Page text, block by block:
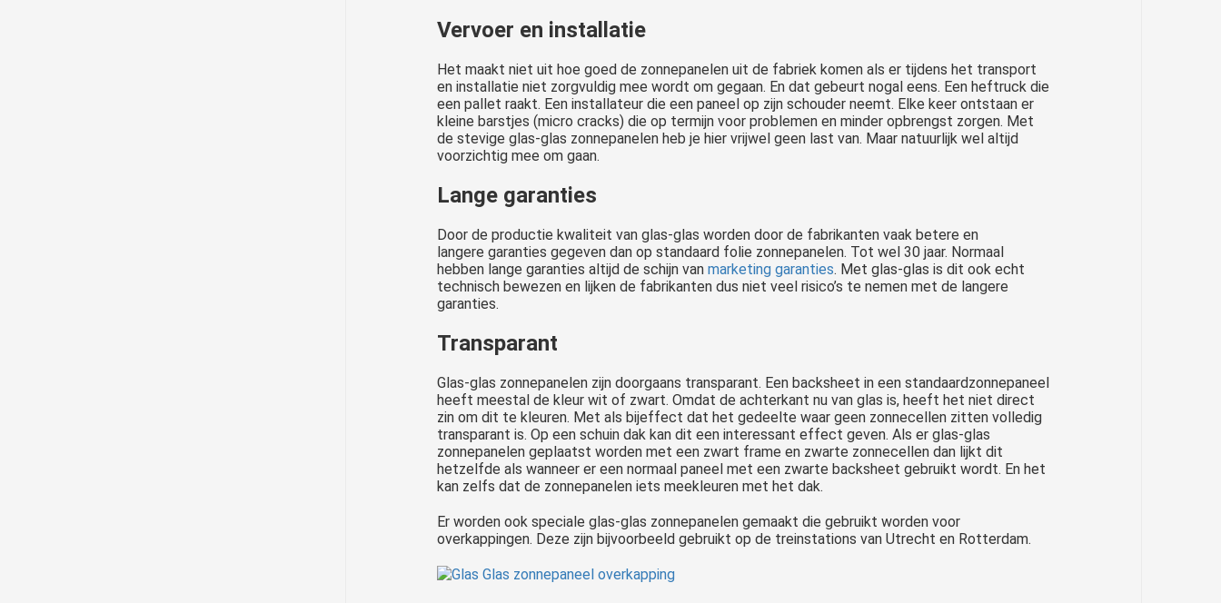
Vervoer en installatie
Het maakt niet uit hoe goed de zonnepanelen uit de fabriek komen als er tijdens het transport
en installatie niet zorgvuldig mee wordt om gegaan. En dat gebeurt nogal eens. Een heftruck die
een pallet raakt. Een installateur die een paneel op zijn schouder neemt. Elke keer ontstaan er
kleine barstjes (micro cracks) die op termijn voor problemen en minder opbrengst zorgen. Met
de stevige glas-glas zonnepanelen heb je hier vrijwel geen last van. Maar natuurlijk wel altijd
voorzichtig mee om gaan.
Lange garanties
Door de productie kwaliteit van glas-glas worden door de fabrikanten vaak betere en
langere garanties gegeven dan op standaard folie zonnepanelen. Tot wel 30 jaar. Normaal
hebben lange garanties altijd de schijn van marketing garanties. Met glas-glas is dit ook echt
technisch bewezen en lijken de fabrikanten dus niet veel risico’s te nemen met de langere
garanties.
Transparant
Glas-glas zonnepanelen zijn doorgaans transparant. Een backsheet in een standaardzonnepaneel
heeft meestal de kleur wit of zwart. Omdat de achterkant nu van glas is, heeft het niet direct
zin om dit te kleuren. Met als bijeffect dat het gedeelte waar geen zonnecellen zitten volledig
transparant is. Op een schuin dak kan dit een interessant effect geven. Als er glas-glas
zonnepanelen geplaatst worden met een zwart frame en zwarte zonnecellen dan lijkt dit
hetzelfde als wanneer er een normaal paneel met een zwarte backsheet gebruikt wordt. En het
kan zelfs dat de zonnepanelen iets meekleuren met het dak.
Er worden ook speciale glas-glas zonnepanelen gemaakt die gebruikt worden voor
overkappingen. Deze zijn bijvoorbeeld gebruikt op de treinstations van Utrecht en Rotterdam.